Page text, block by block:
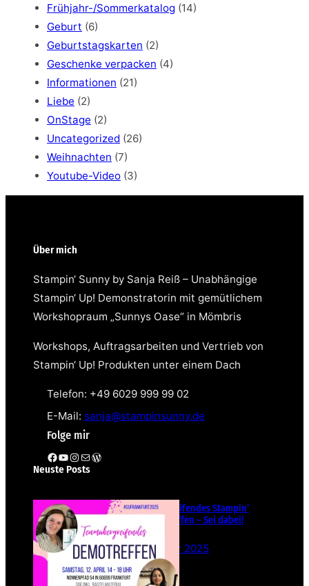
Frühjahr-/Sommerkatalog (14)
Geburt (6)
Geburtstagskarten (2)
Geschenke verpacken (4)
Informationen (21)
Liebe (2)
OnStage (2)
Uncategorized (26)
Weihnachten (7)
Youtube-Video (3)
Über mich
Stampin‘ Sunny by Sanja Reiß – Unabhängige
Stampin‘ Up! Demonstratorin mit gemütlichem
Workshopraum „Sunnys Oase“ in Mömbris
Workshops, Auftragsarbeiten und Vertrieb von
Stampin‘ Up! Produkten unter einem Dach
Telefon: +49 6029 999 99 02
E-Mail: sanja@stampinsunny.de
Folge mir
Facebook YouTube Instagram E-Mail WordPress
Neuste Posts
Teamübergreifendes Stampin‘
Up! Demotreffen – Sei dabei!
26. Februar 2025